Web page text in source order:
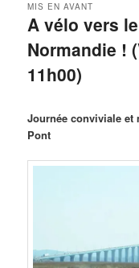
A vélo vers
Normandie !
11h00)
MIS EN AVANT
Journée conviviale
Pont